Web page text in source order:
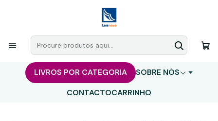
LIVROS POR CATEGORIA
SOBRE NÓS
CONTACTOCARRINHO